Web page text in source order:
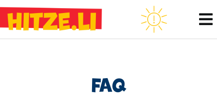
Zum
Inhalt
springen
FAQ